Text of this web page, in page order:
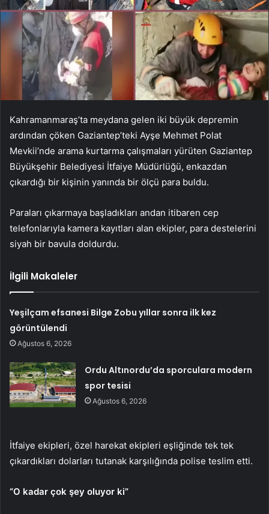
Kahramanmaraş’ta meydana gelen iki büyük depremin
ardından çöken Gaziantep’teki Ayşe Mehmet Polat
Mevkii’nde arama kurtarma çalışmaları yürüten Gaziantep
Büyükşehir Belediyesi İtfaiye Müdürlüğü, enkazdan
çıkardığı bir kişinin yanında bir ölçü para buldu.
Paraları çıkarmaya başladıkları andan itibaren cep
telefonlarıyla kamera kayıtları alan ekipler, para destelerini
siyah bir bavula doldurdu.
İlgili Makaleler
Yeşilçam efsanesi Bilge Zobu yıllar sonra ilk kez
görüntülendi
Ağustos 6, 2026
Ordu Altınordu’da sporculara modern
spor tesisi
Ağustos 6, 2026
İtfaiye ekipleri, özel harekat ekipleri eşliğinde tek tek
çıkardıkları dolarları tutanak karşılığında polise teslim etti.
“O kadar çok şey oluyor ki”